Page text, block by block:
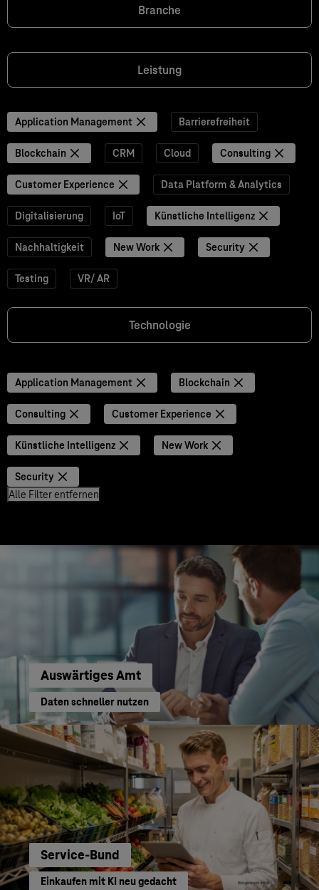
Branche
Leistung
Application Management Barrierefreiheit
Blockchain CRM Cloud Consulting
Customer Experience Data Platform & Analytics
Digitalisierung IoT Künstliche Intelligenz
Nachhaltigkeit New Work Security
Testing VR/ AR
Technologie
Application Management Blockchain
Consulting Customer Experience
Künstliche Intelligenz New Work
Security
Alle Filter entfernen
Auswärtiges Amt
Daten schneller nutzen
Service-Bund
Einkaufen mit KI neu gedacht